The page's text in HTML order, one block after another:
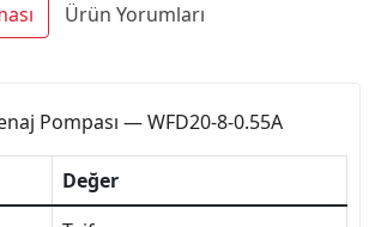
Ürün Yorumları
Pompası — WFD20-8-0.55A
Değer